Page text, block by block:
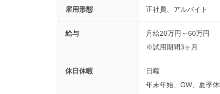
雇用形態 正社員、アルバイト
給与
月給20万円～60万円
※試用期間3ヶ月
休日休暇
日曜
年末年始、GW、夏季